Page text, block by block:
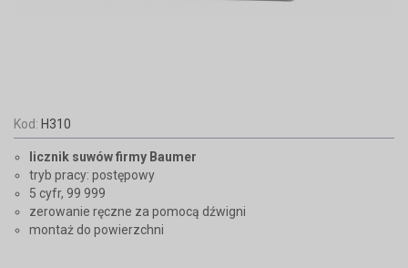
Kod: H310
licznik suwówfirmy Baumer
tryb pracy: postępowy
5 cyfr, 99 999
zerowanie ręczne za pomocą dźwigni
montaż do powierzchni